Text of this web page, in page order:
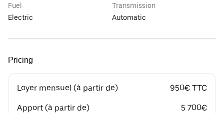
Fuel
Electric
Transmission
Automatic
Pricing
Loyer mensuel (à partir de) 950€ TTC
Apport (à partir de) 5 700€